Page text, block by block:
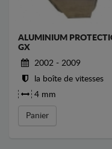
ALUMINIUM
GX
2002 - 2009
la boîte de vitesses
4 mm
Panier